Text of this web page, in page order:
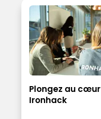
Plongez au
Ironhack